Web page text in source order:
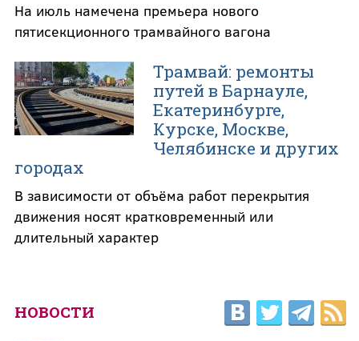
На июль намечена премьера нового
пятисекционного трамвайного вагона
Трамвай: ремонты
путей в Барнауле,
Екатеринбурге,
Курске, Москве,
Челябинске и других
городах
В зависимости от объёма работ перекрытия
движения носят кратковременный или
длительный характер
НОВОСТИ